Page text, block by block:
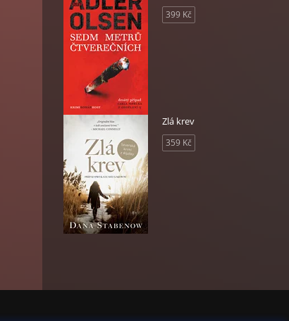
399 Kč
Zlá krev
359 Kč